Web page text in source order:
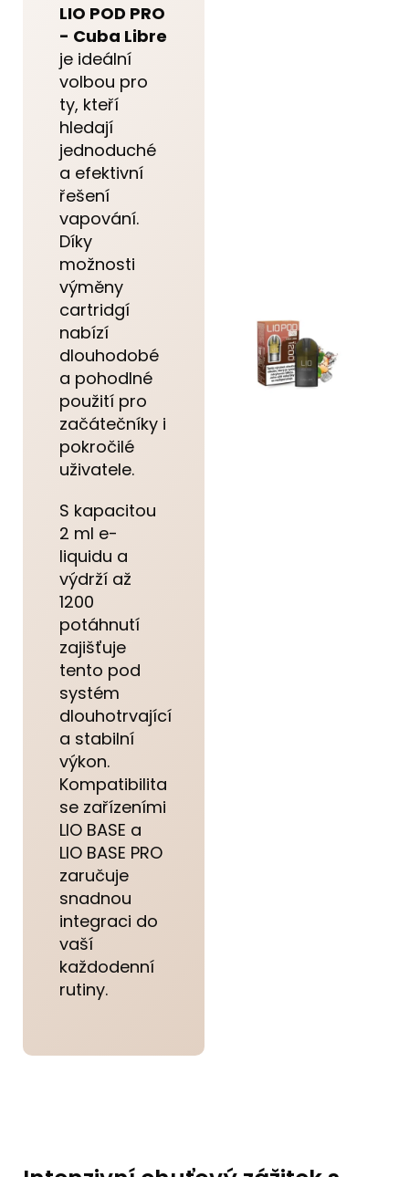
LIO POD PRO
- Cuba Libre
je ideální
volbou pro
ty, kteří
hledají
jednoduché
a efektivní
řešení
vapování.
Díky
možnosti
výměny
cartridgí
nabízí
dlouhodobé
a pohodlné
použití pro
začátečníky i
pokročilé
uživatele.
S kapacitou
2 ml e-
liquidu a
výdrží až
1200
potáhnutí
zajišťuje
tento pod
systém
dlouhotrvající
a stabilní
výkon.
Kompatibilita
se zařízeními
LIO BASE a
LIO BASE PRO
zaručuje
snadnou
integraci do
vaší
každodenní
rutiny.